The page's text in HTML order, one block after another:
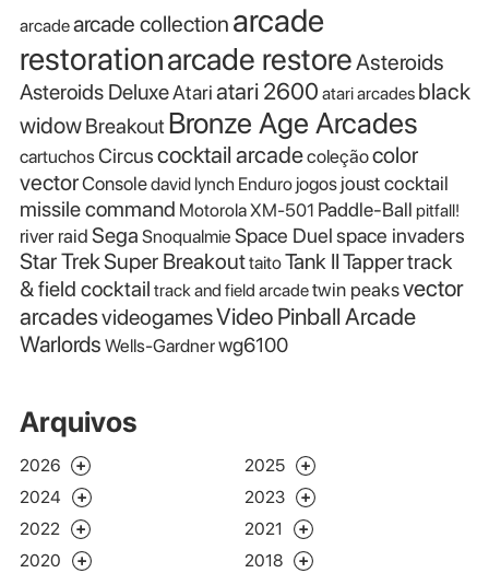
arcadearcade collection arcade
restorationarcade restoreAsteroids
Asteroids DeluxeAtariatari 2600 atari arcades black
widowBreakoutBronze Age Arcades
cartuchosCircuscocktail arcadecoleçãocolor
vectorConsoledavid lynch Enduro jogos joust cocktail
missile command Motorola XM-501 Paddle-Ball pitfall!
river raidSega Snoqualmie Space Duelspace invaders
Star TrekSuper BreakouttaitoTank IITappertrack
& field cocktail track and field arcadetwin peaksvector
arcadesvideogamesVideo Pinball Arcade
Warlords Wells-Gardnerwg6100
Arquivos
2026
2025
2024
2023
2022
2021
2020
2018